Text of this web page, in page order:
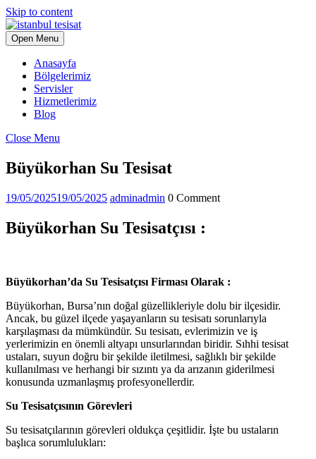
Skip to content
Open Menu
Anasayfa
Bölgelerimiz
Servisler
Hizmetlerimiz
Blog
Close Menu
Büyükorhan Su Tesisat
19/05/202519/05/2025 adminadmin 0 Comment
Büyükorhan Su Tesisatçısı :
Büyükorhan’da Su Tesisatçısı Firması Olarak :
Büyükorhan, Bursa’nın doğal güzellikleriyle dolu bir ilçesidir.
Ancak, bu güzel ilçede yaşayanların su tesisatı sorunlarıyla
karşılaşması da mümkündür. Su tesisatı, evlerimizin ve iş
yerlerimizin en önemli altyapı unsurlarından biridir. Sıhhi tesisat
ustaları, suyun doğru bir şekilde iletilmesi, sağlıklı bir şekilde
kullanılması ve herhangi bir sızıntı ya da arızanın giderilmesi
konusunda uzmanlaşmış profesyonellerdir.
Su Tesisatçısının Görevleri
Su tesisatçılarının görevleri oldukça çeşitlidir. İşte bu ustaların
başlıca sorumlulukları: